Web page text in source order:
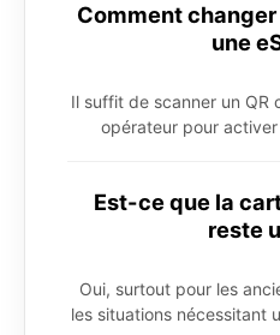
Comment
une
Il suffit de scanner un QR
opérateur pour
Est-ce que la
reste
Oui, surtout pour les
les situations nécessitant